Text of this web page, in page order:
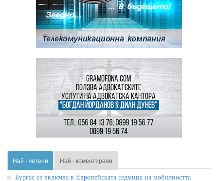
Най - четени Най - коментирани
Бургас се включва в Европейската седмица на мобилността